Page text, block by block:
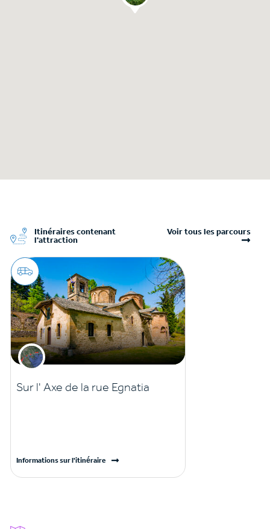
Itinéraires contenant
l'attraction
Voir tous les parcours
Sur l' Axe de la rue Egnatia
Informations sur l'itinéraire